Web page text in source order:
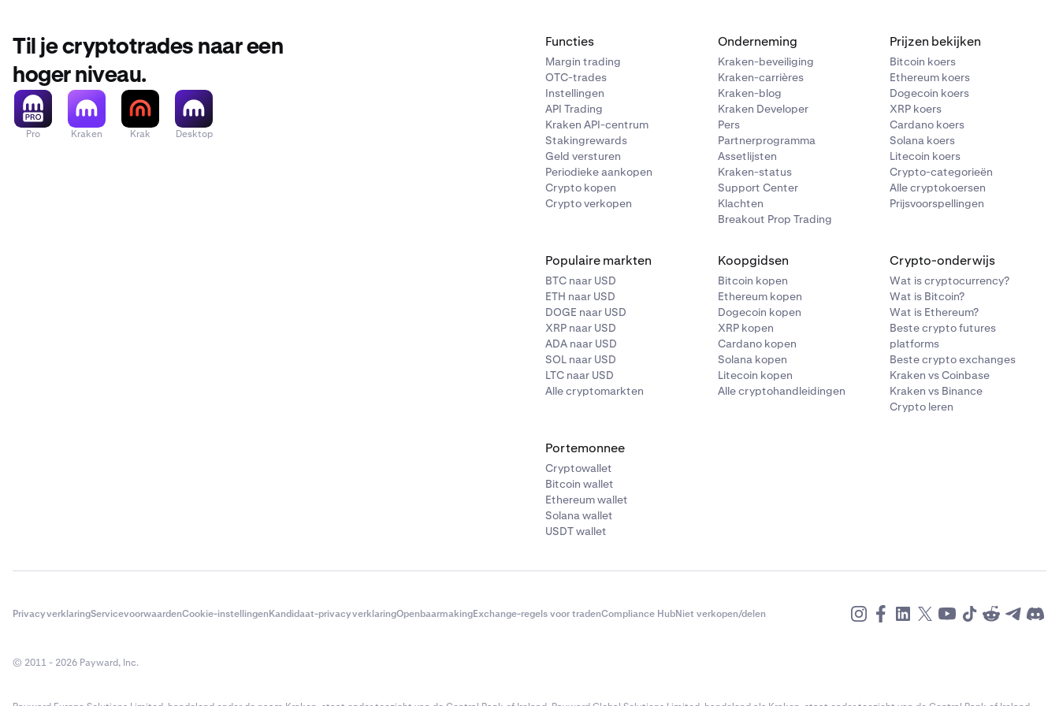
Til je cryptotrades naar een
hoger niveau.
Pro Kraken Krak Desktop
Functies
Margin trading
OTC-trades
Instellingen
API Trading
Kraken API-centrum
Stakingrewards
Geld versturen
Periodieke aankopen
Crypto kopen
Crypto verkopen
Onderneming
Kraken-beveiliging
Kraken-carrières
Kraken-blog
Kraken Developer
Pers
Partnerprogramma
Assetlijsten
Kraken-status
Support Center
Klachten
Breakout Prop Trading
Prijzen bekijken
Bitcoin koers
Ethereum koers
Dogecoin koers
XRP koers
Cardano koers
Solana koers
Litecoin koers
Crypto-categorieën
Alle cryptokoersen
Prijsvoorspellingen
Populaire markten
BTC naar USD
ETH naar USD
DOGE naar USD
XRP naar USD
ADA naar USD
SOL naar USD
LTC naar USD
Alle cryptomarkten
Koopgidsen
Bitcoin kopen
Ethereum kopen
Dogecoin kopen
XRP kopen
Cardano kopen
Solana kopen
Litecoin kopen
Alle cryptohandleidingen
Crypto-onderwijs
Wat is cryptocurrency?
Wat is Bitcoin?
Wat is Ethereum?
Beste crypto futures
platforms
Beste crypto exchanges
Kraken vs Coinbase
Kraken vs Binance
Crypto leren
Portemonnee
Cryptowallet
Bitcoin wallet
Ethereum wallet
Solana wallet
USDT wallet
PrivacyverklaringServicevoorwaardenCookie-instellingenKandidaat-privacyverklaringOpenbaarmakingExchange-regels voor tradenCompliance HubNiet verkopen/delen
© 2011 - 2026 Payward, Inc.